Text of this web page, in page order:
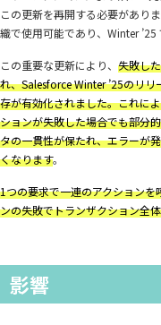
この更新を再開する必要があり
織で使用可能であり、Winter ’25
この重要な更新により、 失敗し
れ、Salesforce Winter ’25のリ
存が有効化されました。これに
ションが失敗した場合でも部分
タの一貫性が保たれ、エラーが
くなります。
1つの要求で一連のアクション
ンの失敗でトランザクション全
影響